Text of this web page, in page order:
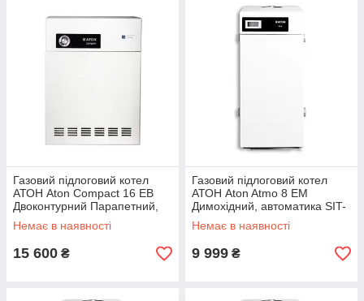
Газовий підлоговий котел
АТОН Aton Compact 16 ЕВ
Двоконтурний Парапетний,
автоматика SIT-Італія
Немає в наявності
15 600 ₴
Газовий підлоговий котел
АТОН Aton Atmo 8 ЕМ
Димохідний, автоматика SIT-
Італія
Немає в наявності
9 999 ₴